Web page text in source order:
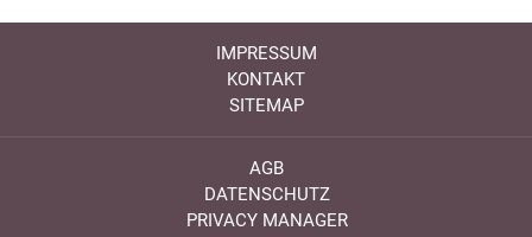
IMPRESSUM
KONTAKT
SITEMAP
AGB
DATENSCHUTZ
PRIVACY MANAGER